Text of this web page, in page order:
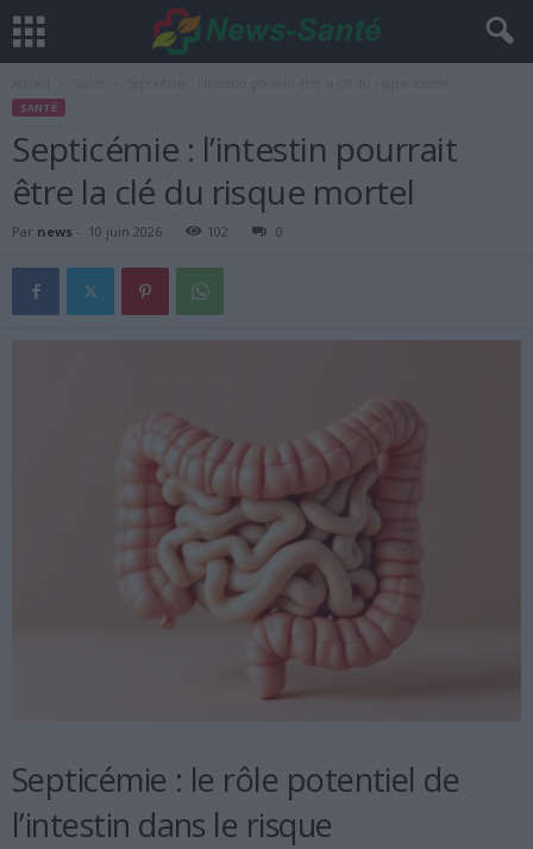
SANTÉ
Septicémie : l’intestin pourrait
être la clé du risque mortel
Par news - 10 juin 2026 102 0
Septicémie : le rôle potentiel de
l’intestin dans le risque